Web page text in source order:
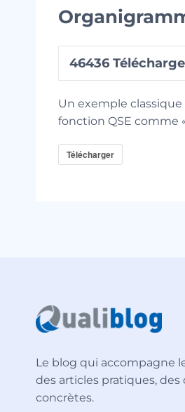
46436
Un exemple
fonction QSE comme
Télécharger
Le blog qui accompagne
des articles pratiques,
concrètes.